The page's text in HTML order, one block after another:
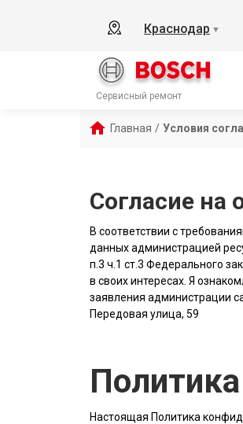
Краснодар ▼
Сервисный ремонт
Главная / Условия
Согласие на
В соответствии с
данных администрацией
п.3 ч.1 ст.3 Федерального
в своих интересах. Я
заявления администрации
Передовая улица, 59
Настоящая Политика